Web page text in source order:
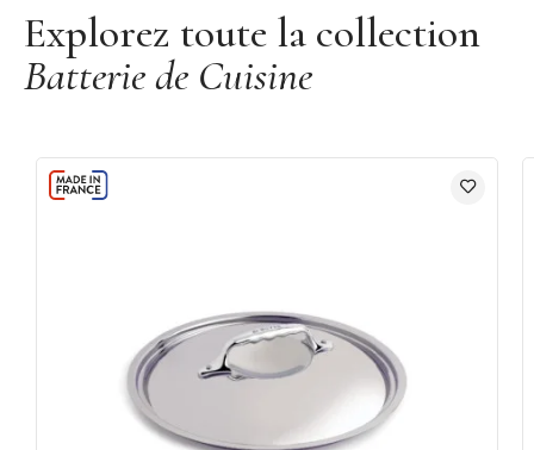
Explorez toute la collection
Batterie de Cuisine